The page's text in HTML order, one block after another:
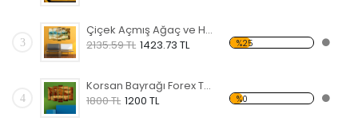
3
Çiçek Açmış Ağaç ve Hamak Forex Tablo
2135.59 TL 1423.73 TL %25
4
Korsan Bayrağı Forex Tablo
1800 TL 1200 TL %0